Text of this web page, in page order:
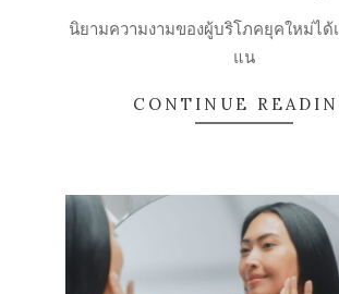
25
นิยามความงามของผู้บริโภคยุคใหม่ได้
แน
CONTINUE